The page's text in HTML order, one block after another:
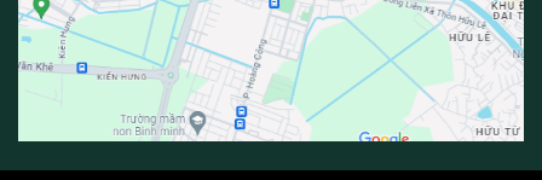
nhé.
___________________________________________________
Thảm Thiên Thành
Hotline: 0386248321